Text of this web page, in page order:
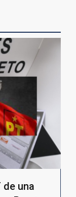
una